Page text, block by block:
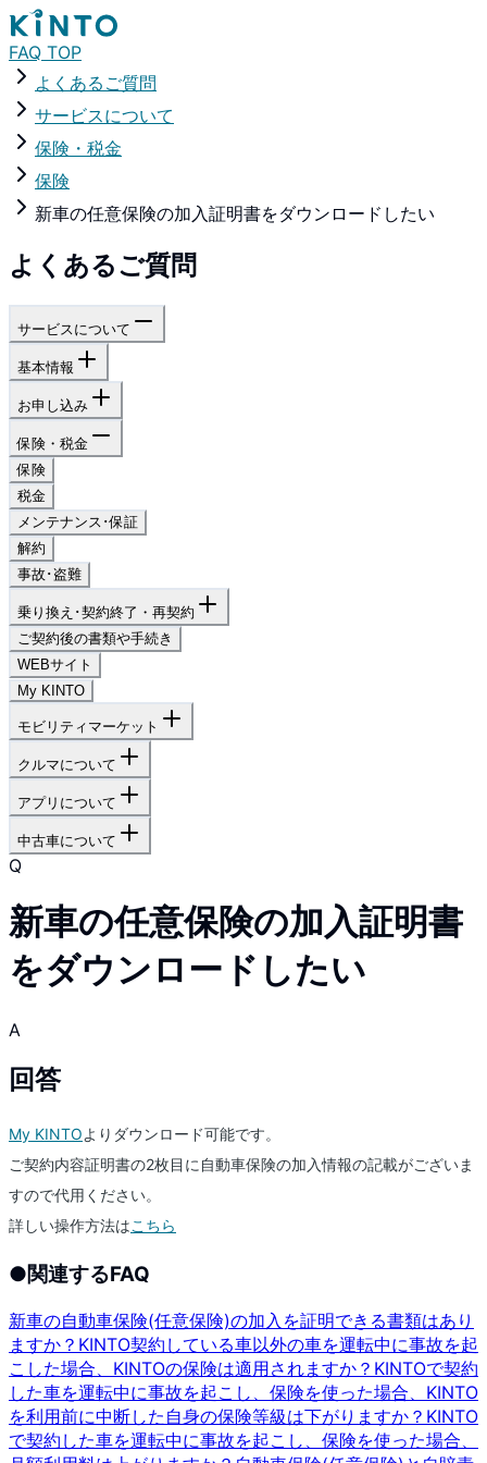
FAQ TOP
よくあるご質問
サービスについて
保険・税金
保険
新車の任意保険の加入証明書をダウンロードしたい
よくあるご質問
サービスについて
基本情報
お申し込み
保険・税金
保険
税金
メンテナンス･保証
解約
事故･盗難
乗り換え･契約終了・再契約
ご契約後の書類や手続き
WEBサイト
My KINTO
モビリティマーケット
クルマについて
アプリについて
中古車について
Q
新車の任意保険の加入証明書
をダウンロードしたい
A
回答
My KINTOよりダウンロード可能です。
ご契約内容証明書の2枚目に自動車保険の加入情報の記載がございま
すので代用ください。
詳しい操作方法はこちら
●関連するFAQ
新車の自動車保険(任意保険)の加入を証明できる書類はあり
ますか？ KINTO契約している車以外の車を運転中に事故を起
こした場合、KINTOの保険は適用されますか？ KINTOで契約
した車を運転中に事故を起こし、保険を使った場合、KINTO
を利用前に中断した自身の保険等級は下がりますか？ KINTO
で契約した車を運転中に事故を起こし、保険を使った場合、